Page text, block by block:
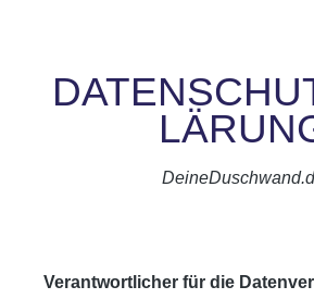
Verantwortlicher für die